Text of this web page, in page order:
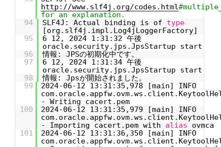
http://www.slf4j.org/codes.html
for an explanation.
94
SLF4J: Actual binding is of type
[org.slf4j.impl.Log4jLoggerFactory]
95
6 12, 2024 1:31:32 午後
oracle.security.jps.JpsStartup start
96
情報: JPSの初期化中です。
97
6 12, 2024 1:31:34 午後
oracle.security.jps.JpsStartup start
98
情報: Jpsが開始されました。
99
2024-06-12 13:31:35,978 [main] INFO
- Writing cacert.pem
100
2024-06-12 13:31:35,979 [main] INFO
- Importing cacert.pem with alias
ovmca
101
2024-06-12 13:31:36,350 [main] INFO